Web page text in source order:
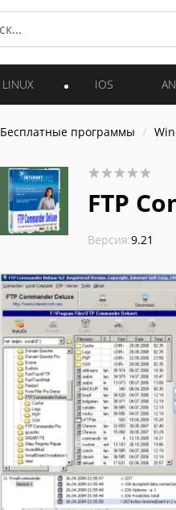
LINUX IOS
Бесплатные программы
FTP
Версия:9.21